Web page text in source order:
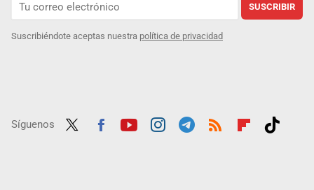
SUSCRIBIR
Suscribiéndote aceptas nuestra política de privacidad
Síguenos